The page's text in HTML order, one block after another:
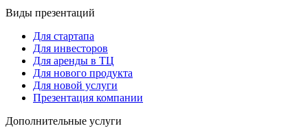
Виды презентаций
Для стартапа
Для инвесторов
Для аренды в ТЦ
Для нового продукта
Для новой услуги
Презентация компании
Дополнительные услуги